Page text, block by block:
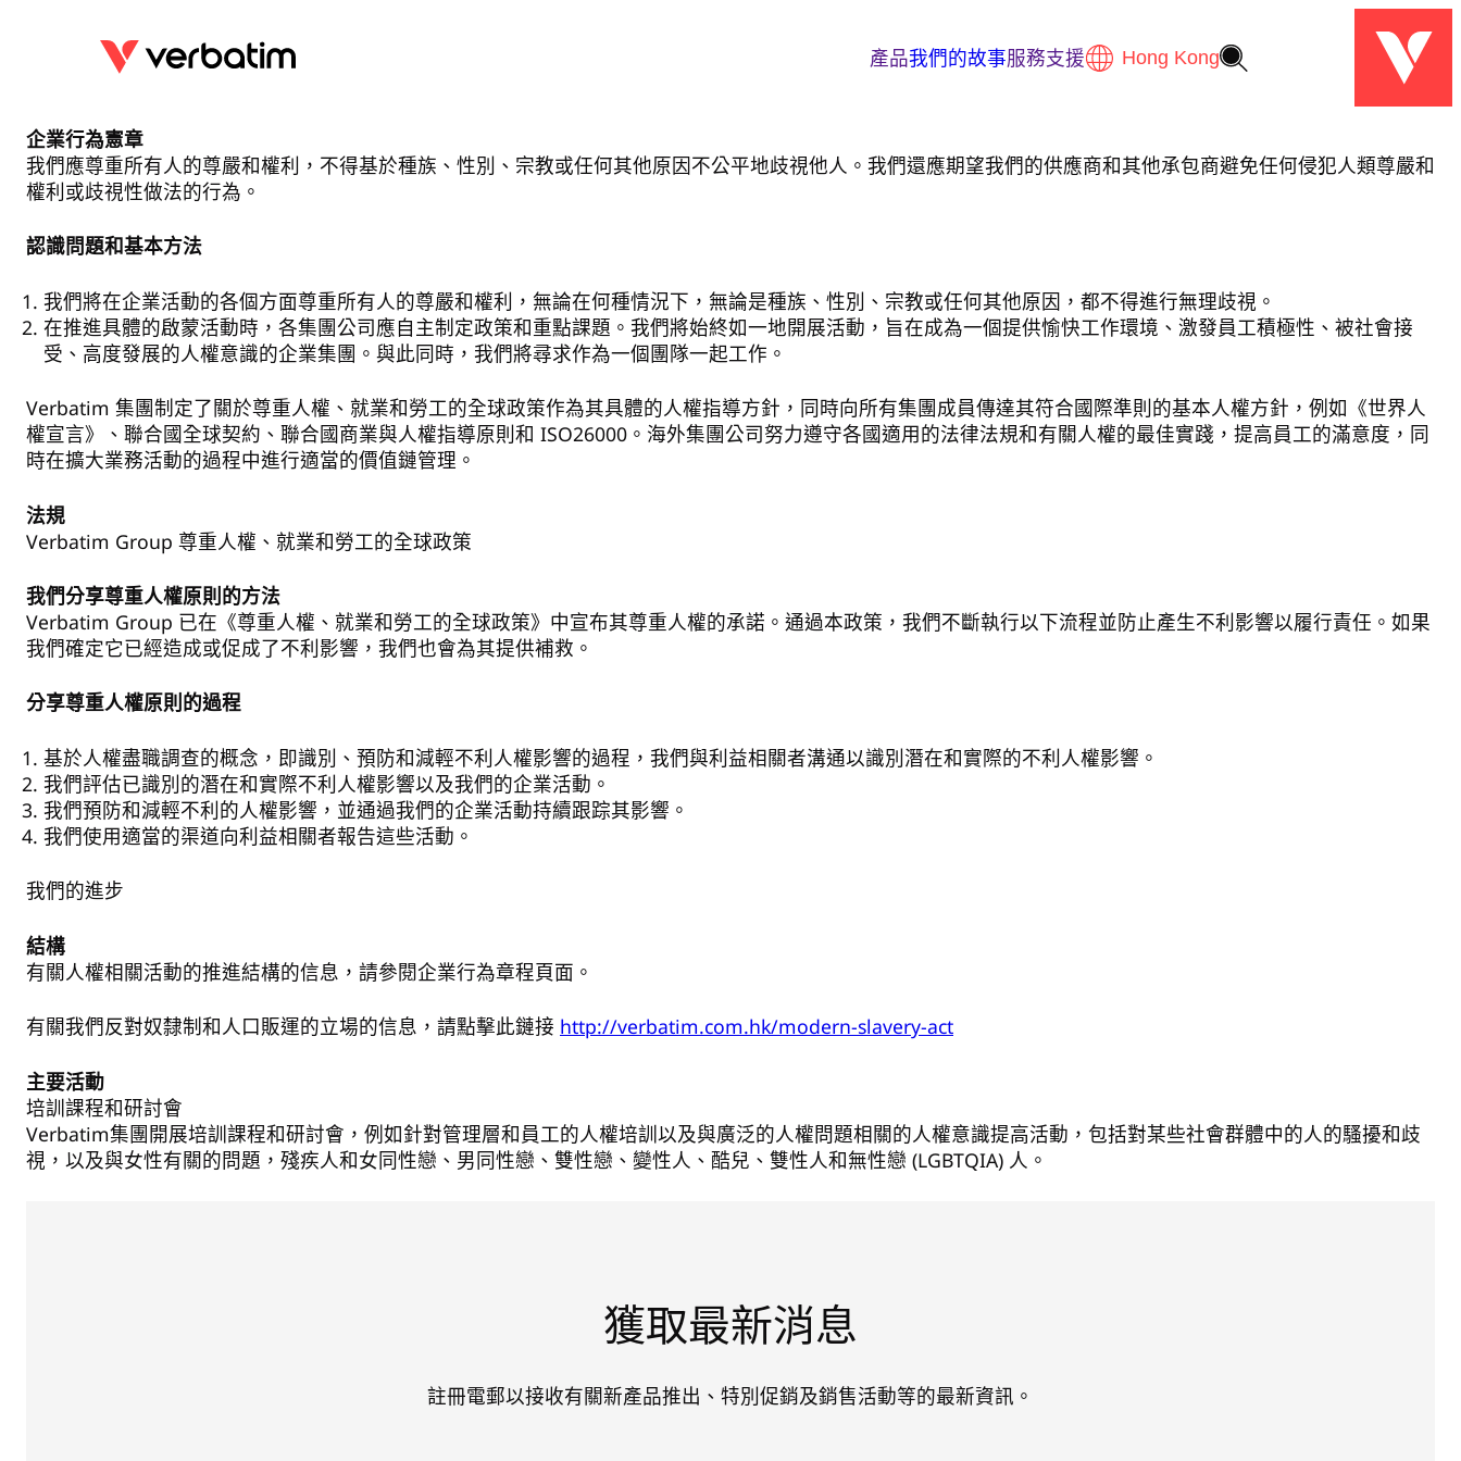
產品我們的故事服務支援
企業行為憲章
我們應尊重所有人的尊嚴和權利，不得基於種族、性別、宗教或任何其他原因不公平地歧視他人。我們還應期望我們的供應商和其他承包商避免任何侵犯人類尊嚴和
權利或歧視性做法的行為。
認識問題和基本方法
我們將在企業活動的各個方面尊重所有人的尊嚴和權利，無論在何種情況下，無論是種族、性別、宗教或任何其他原因，都不得進行無理歧視。
在推進具體的啟蒙活動時，各集團公司應自主制定政策和重點課題。我們將始終如一地開展活動，旨在成為一個提供愉快工作環境、激發員工積極性、被社會接
受、高度發展的人權意識的企業集團。與此同時，我們將尋求作為一個團隊一起工作。
Verbatim 集團制定了關於尊重人權、就業和勞工的全球政策作為其具體的人權指導方針，同時向所有集團成員傳達其符合國際準則的基本人權方針，例如《世界人
權宣言》、聯合國全球契約、聯合國商業與人權指導原則和 ISO26000。海外集團公司努力遵守各國適用的法律法規和有關人權的最佳實踐，提高員工的滿意度，同
時在擴大業務活動的過程中進行適當的價值鏈管理。
法規
Verbatim Group 尊重人權、就業和勞工的全球政策
我們分享尊重人權原則的方法
Verbatim Group 已在《尊重人權、就業和勞工的全球政策》中宣布其尊重人權的承諾。通過本政策，我們不斷執行以下流程並防止產生不利影響以履行責任。如果
我們確定它已經造成或促成了不利影響，我們也會為其提供補救。
分享尊重人權原則的過程
基於人權盡職調查的概念，即識別、預防和減輕不利人權影響的過程，我們與利益相關者溝通以識別潛在和實際的不利人權影響。
我們評估已識別的潛在和實際不利人權影響以及我們的企業活動。
我們預防和減輕不利的人權影響，並通過我們的企業活動持續跟踪其影響。
我們使用適當的渠道向利益相關者報告這些活動。
我們的進步
結構
有關人權相關活動的推進結構的信息，請參閱企業行為章程頁面。
有關我們反對奴隸制和人口販運的立場的信息，請點擊此鏈接 http://verbatim.com.hk/modern-slavery-act
主要活動
培訓課程和研討會
Verbatim集團開展培訓課程和研討會，例如針對管理層和員工的人權培訓以及與廣泛的人權問題相關的人權意識提高活動，包括對某些社會群體中的人的騷擾和歧
視，以及與女性有關的問題，殘疾人和女同性戀、男同性戀、雙性戀、變性人、酷兒、雙性人和無性戀 (LGBTQIA) 人。
獲取最新消息
註冊電郵以接收有關新產品推出、特別促銷及銷售活動等的最新資訊。